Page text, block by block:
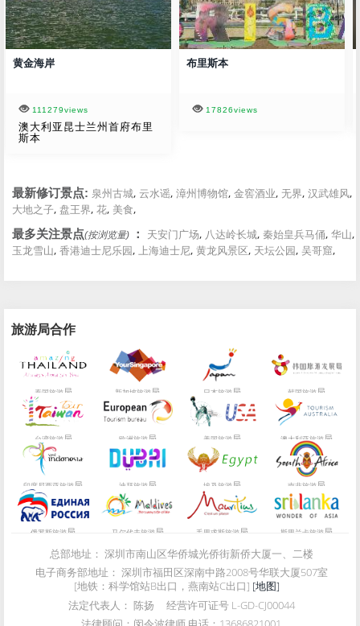
黄金海岸
111279views
澳大利亚昆士兰州首府布里
斯本
布里斯本
17826views
最新修订景点: 泉州古城, 云水谣, 漳州博物馆, 金窖酒业, 无界, 汉武雄风,
大地之子, 盘王界, 花, 美食,
最多关注景点(按浏览量) ： 天安门广场, 八达岭长城, 秦始皇兵马俑, 华山,
玉龙雪山, 香港迪士尼乐园, 上海迪士尼, 黄龙风景区, 天坛公园, 吴哥窟,
旅游局合作
泰国旅游局 新加坡旅游局 日本旅游局 韩国旅游局
台湾旅游局 欧洲旅游局 美国旅游局 澳大利亚旅游局
印度尼西亚旅游局 迪拜旅游局 埃及旅游局 南非旅游局
俄罗斯旅游局 马尔代夫旅游局 毛里求斯旅游局 斯里兰卡旅游局
总部地址： 深圳市南山区华侨城光侨街新侨大厦一、二楼
电子商务部地址： 深圳市福田区深南中路2008号华联大厦507室
[地铁：科学馆站B出口，燕南站C出口] [地图]
法定代表人： 陈扬 经营许可证号 L-GD-CJ00044